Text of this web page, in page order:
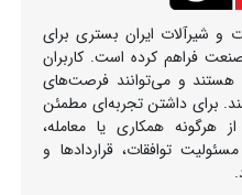
و شیرآلات ایران بستری برای
فراهم کرده است. کاربران
هستند و می‌توانند فرصت‌های
برای داشتن تجربه‌ای مطمئن
همکاری یا معامله،
توافقات، قراردادها و